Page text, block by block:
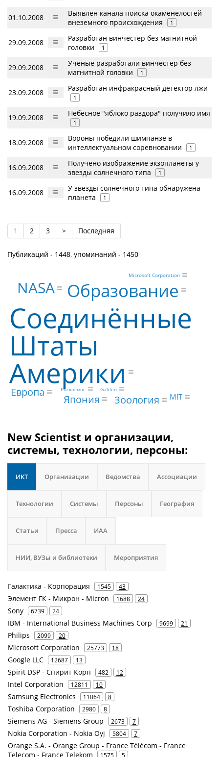
01.10.2008
Выявлен канала поиска окаменелостей
внеземного происхождения
1
29.09.2008
Разработан винчестер без магнитной
головки
1
29.09.2008
Ученые разработали винчестер без
магнитной головки
1
23.09.2008 Разработан инфракрасный детектор лжи
1
19.09.2008 Небесное "яблоко раздора" получило имя
1
18.09.2008
Вороны победили шимпанзе в
интеллектуальном соревновании
1
16.09.2008
Получено изображение экзопланеты у
звезды солнечного типа
1
16.09.2008
У звезды солнечного типа обнаружена
планета
1
1 2 3 > Последняя
Публикаций - 1448, упоминаний - 1450
Соединённые
Штаты
Америки
Образование
NASA
Европа
Япония Зоология MIT
Microsoft Corporation
Роскосмос Galileo
New Scientist и организации,
системы, технологии, персоны:
ИКТ Организации Ведомства Ассоциации
Технологии Системы Персоны География
Статьи Пресса ИАА
НИИ, ВУЗы и библиотеки Мероприятия
Галактика - Корпорация 1545 43
Элемент ГК - Микрон - Micron 1688 24
Sony 6739 24
IBM - International Business Machines Corp 9699 21
Philips 2099 20
Microsoft Corporation 25773 18
Google LLC 12687 13
Spirit DSP - Спирит Корп 482 12
Intel Corporation 12811 10
Samsung Electronics 11064 8
Toshiba Corporation 2980 8
Siemens AG - Siemens Group 2673 7
Nokia Corporation - Nokia Oyj 5804 7
Orange S.A. - Orange Group - France Télécom - France
Telecom - France Telekom
1575 5